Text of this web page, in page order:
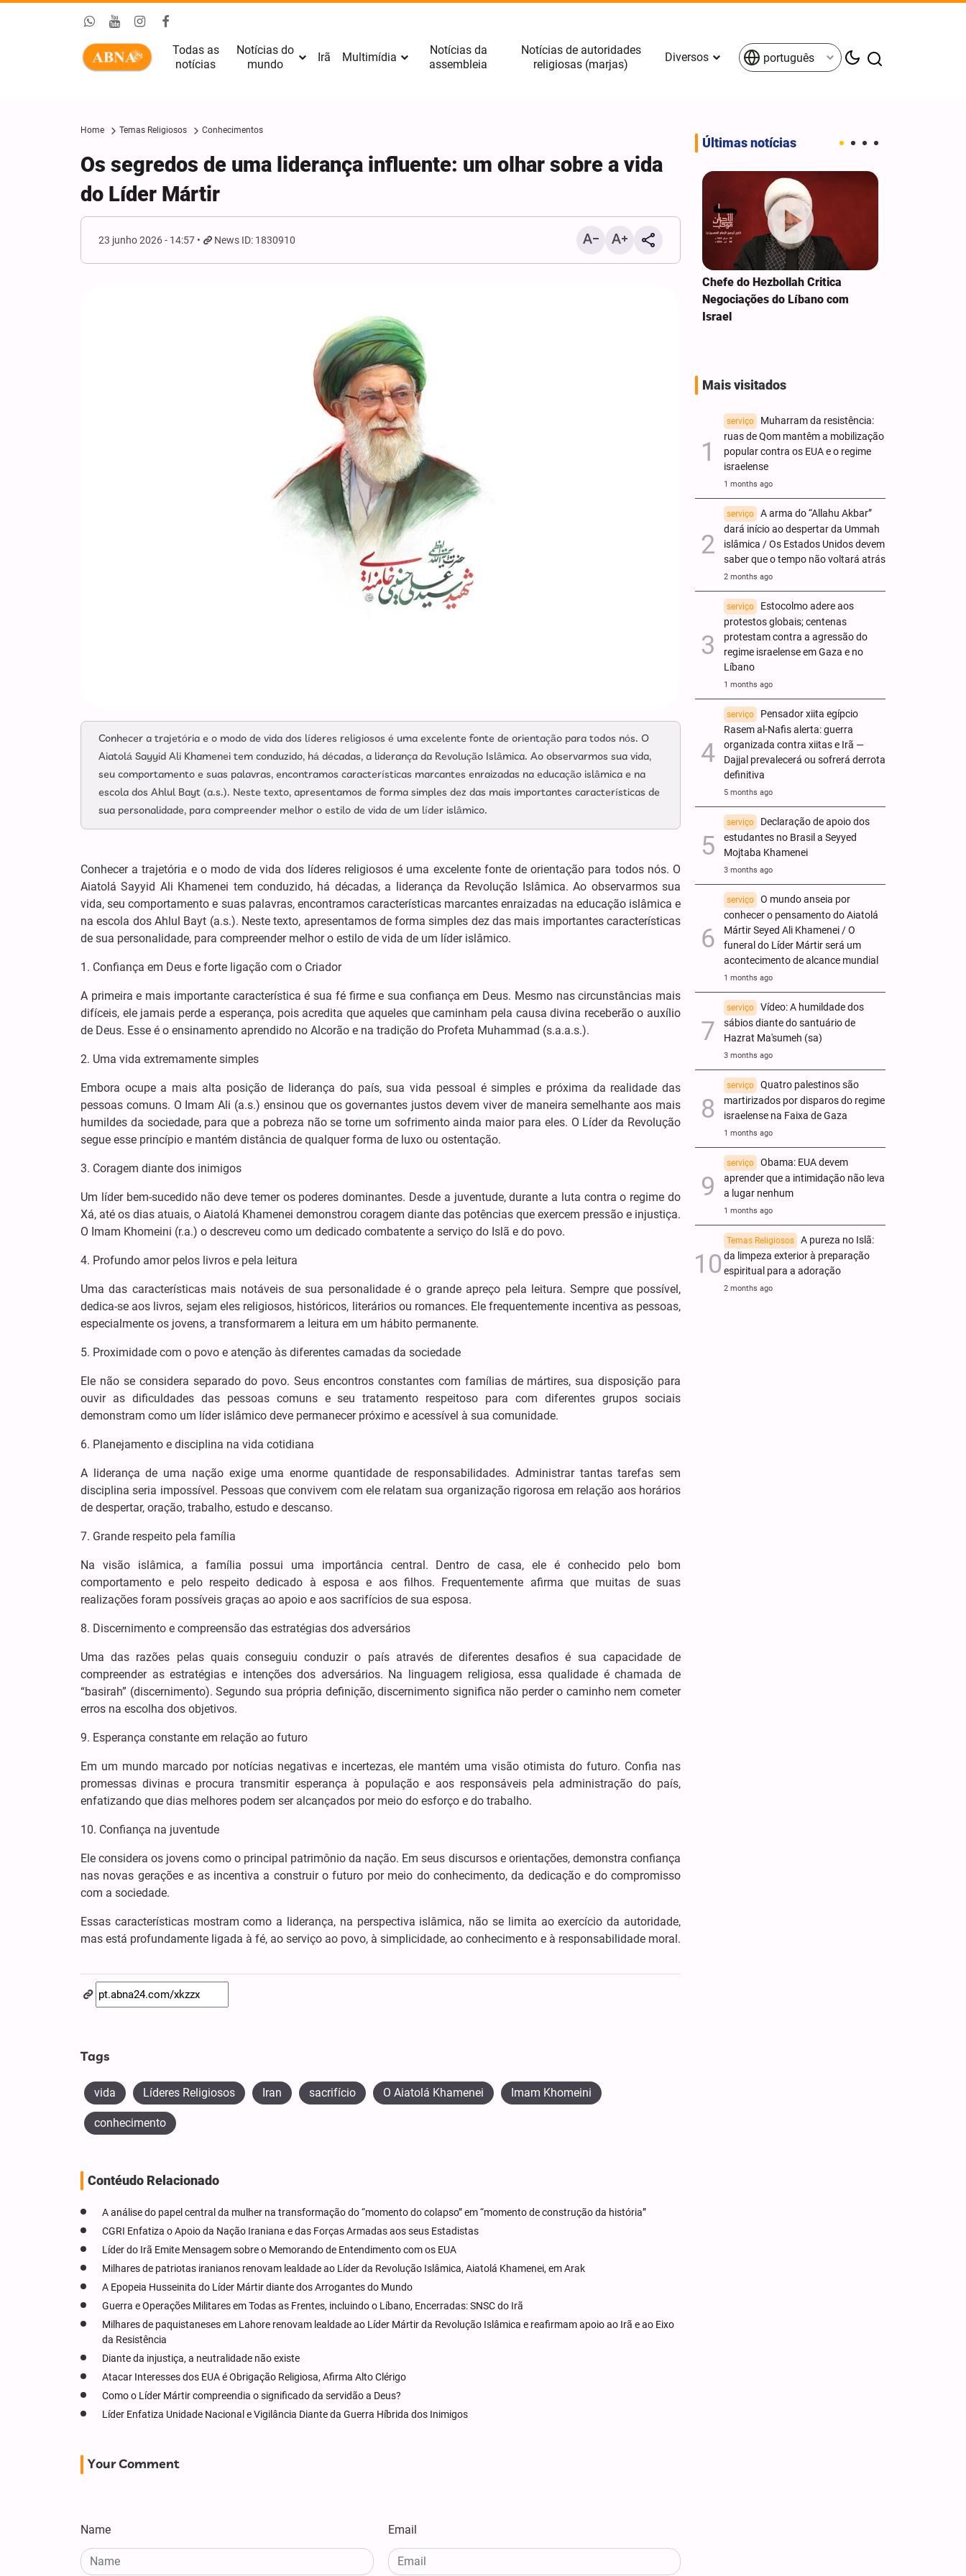
Todas as
notícias
Notícias do
mundo
Irã Multimídia
Notícias da
assembleia
Notícias de autoridades
religiosas (marjas)
Diversos português
Home Temas Religiosos Conhecimentos
Os segredos de uma liderança influente: um olhar sobre a vida
do Líder Mártir
23 junho 2026 - 14:57 News ID: 1830910
Conhecer a trajetória e o modo de vida dos líderes religiosos é uma excelente fonte de orientação para todos nós. O
Aiatolá Sayyid Ali Khamenei tem conduzido, há décadas, a liderança da Revolução Islâmica. Ao observarmos sua vida,
seu comportamento e suas palavras, encontramos características marcantes enraizadas na educação islâmica e na
escola dos Ahlul Bayt (a.s.). Neste texto, apresentamos de forma simples dez das mais importantes características de
sua personalidade, para compreender melhor o estilo de vida de um líder islâmico.
Conhecer a trajetória e o modo de vida dos líderes religiosos é uma excelente fonte de orientação para todos nós. O
Aiatolá Sayyid Ali Khamenei tem conduzido, há décadas, a liderança da Revolução Islâmica. Ao observarmos sua
vida, seu comportamento e suas palavras, encontramos características marcantes enraizadas na educação islâmica e
na escola dos Ahlul Bayt (a.s.). Neste texto, apresentamos de forma simples dez das mais importantes características
de sua personalidade, para compreender melhor o estilo de vida de um líder islâmico.
1. Confiança em Deus e forte ligação com o Criador
A primeira e mais importante característica é sua fé firme e sua confiança em Deus. Mesmo nas circunstâncias mais
difíceis, ele jamais perde a esperança, pois acredita que aqueles que caminham pela causa divina receberão o auxílio
de Deus. Esse é o ensinamento aprendido no Alcorão e na tradição do Profeta Muhammad (s.a.a.s.).
2. Uma vida extremamente simples
Embora ocupe a mais alta posição de liderança do país, sua vida pessoal é simples e próxima da realidade das
pessoas comuns. O Imam Ali (a.s.) ensinou que os governantes justos devem viver de maneira semelhante aos mais
humildes da sociedade, para que a pobreza não se torne um sofrimento ainda maior para eles. O Líder da Revolução
segue esse princípio e mantém distância de qualquer forma de luxo ou ostentação.
3. Coragem diante dos inimigos
Um líder bem-sucedido não deve temer os poderes dominantes. Desde a juventude, durante a luta contra o regime do
Xá, até os dias atuais, o Aiatolá Khamenei demonstrou coragem diante das potências que exercem pressão e injustiça.
O Imam Khomeini (r.a.) o descreveu como um dedicado combatente a serviço do Islã e do povo.
4. Profundo amor pelos livros e pela leitura
Uma das características mais notáveis de sua personalidade é o grande apreço pela leitura. Sempre que possível,
dedica-se aos livros, sejam eles religiosos, históricos, literários ou romances. Ele frequentemente incentiva as pessoas,
especialmente os jovens, a transformarem a leitura em um hábito permanente.
5. Proximidade com o povo e atenção às diferentes camadas da sociedade
Ele não se considera separado do povo. Seus encontros constantes com famílias de mártires, sua disposição para
ouvir as dificuldades das pessoas comuns e seu tratamento respeitoso para com diferentes grupos sociais
demonstram como um líder islâmico deve permanecer próximo e acessível à sua comunidade.
6. Planejamento e disciplina na vida cotidiana
A liderança de uma nação exige uma enorme quantidade de responsabilidades. Administrar tantas tarefas sem
disciplina seria impossível. Pessoas que convivem com ele relatam sua organização rigorosa em relação aos horários
de despertar, oração, trabalho, estudo e descanso.
7. Grande respeito pela família
Na visão islâmica, a família possui uma importância central. Dentro de casa, ele é conhecido pelo bom
comportamento e pelo respeito dedicado à esposa e aos filhos. Frequentemente afirma que muitas de suas
realizações foram possíveis graças ao apoio e aos sacrifícios de sua esposa.
8. Discernimento e compreensão das estratégias dos adversários
Uma das razões pelas quais conseguiu conduzir o país através de diferentes desafios é sua capacidade de
compreender as estratégias e intenções dos adversários. Na linguagem religiosa, essa qualidade é chamada de
“basirah” (discernimento). Segundo sua própria definição, discernimento significa não perder o caminho nem cometer
erros na escolha dos objetivos.
9. Esperança constante em relação ao futuro
Em um mundo marcado por notícias negativas e incertezas, ele mantém uma visão otimista do futuro. Confia nas
promessas divinas e procura transmitir esperança à população e aos responsáveis pela administração do país,
enfatizando que dias melhores podem ser alcançados por meio do esforço e do trabalho.
10. Confiança na juventude
Ele considera os jovens como o principal patrimônio da nação. Em seus discursos e orientações, demonstra confiança
nas novas gerações e as incentiva a construir o futuro por meio do conhecimento, da dedicação e do compromisso
com a sociedade.
Essas características mostram como a liderança, na perspectiva islâmica, não se limita ao exercício da autoridade,
mas está profundamente ligada à fé, ao serviço ao povo, à simplicidade, ao conhecimento e à responsabilidade moral.
Tags
vida Líderes Religiosos Iran sacrifício O Aiatolá Khamenei Imam Khomeini
conhecimento
Contéudo Relacionado
A análise do papel central da mulher na transformação do “momento do colapso” em “momento de construção da história”
CGRI Enfatiza o Apoio da Nação Iraniana e das Forças Armadas aos seus Estadistas
Líder do Irã Emite Mensagem sobre o Memorando de Entendimento com os EUA
Milhares de patriotas iranianos renovam lealdade ao Líder da Revolução Islâmica, Aiatolá Khamenei, em Arak
A Epopeia Husseinita do Líder Mártir diante dos Arrogantes do Mundo
Guerra e Operações Militares em Todas as Frentes, incluindo o Líbano, Encerradas: SNSC do Irã
Milhares de paquistaneses em Lahore renovam lealdade ao Líder Mártir da Revolução Islâmica e reafirmam apoio ao Irã e ao Eixo
da Resistência
Diante da injustiça, a neutralidade não existe
Atacar Interesses dos EUA é Obrigação Religiosa, Afirma Alto Clérigo
Como o Líder Mártir compreendia o significado da servidão a Deus?
Líder Enfatiza Unidade Nacional e Vigilância Diante da Guerra Híbrida dos Inimigos
Your Comment
Name Email
Últimas notícias
Chefe do Hezbollah Critica
Negociações do Líbano com
Israel
Mais visitados
serviço
Muharram da resistência:
ruas de Qom mantêm a mobilização
popular contra os EUA e o regime
israelense
1 months ago
serviço
A arma do “Allahu Akbar”
dará início ao despertar da Ummah
islâmica / Os Estados Unidos devem
saber que o tempo não voltará atrás
2 months ago
serviço
Estocolmo adere aos
protestos globais; centenas
protestam contra a agressão do
regime israelense em Gaza e no
Líbano
1 months ago
serviço
Pensador xiita egípcio
Rasem al-Nafis alerta: guerra
organizada contra xiitas e Irã —
Dajjal prevalecerá ou sofrerá derrota
definitiva
5 months ago
serviço
Declaração de apoio dos
estudantes no Brasil a Seyyed
Mojtaba Khamenei
3 months ago
serviço
O mundo anseia por
conhecer o pensamento do Aiatolá
Mártir Seyed Ali Khamenei / O
funeral do Líder Mártir será um
acontecimento de alcance mundial
1 months ago
serviço
Vídeo: A humildade dos
sábios diante do santuário de
Hazrat Ma'sumeh (sa)
3 months ago
serviço
Quatro palestinos são
martirizados por disparos do regime
israelense na Faixa de Gaza
1 months ago
serviço
Obama: EUA devem
aprender que a intimidação não leva
a lugar nenhum
1 months ago
Temas Religiosos
A pureza no Islã:
da limpeza exterior à preparação
espiritual para a adoração
2 months ago